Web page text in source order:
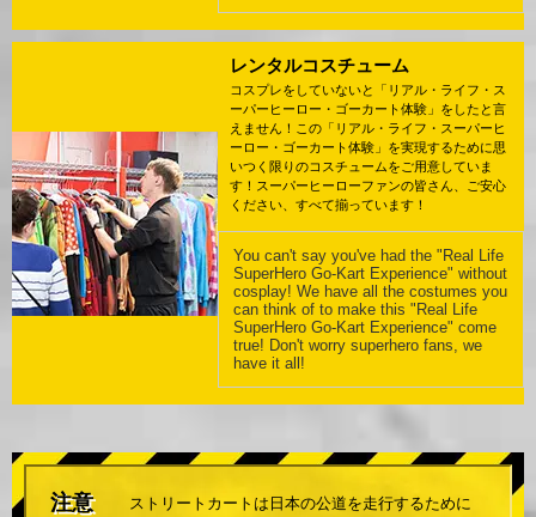
レンタルコスチューム
コスプレをしていないと「リアル・ライフ・ス
ーパーヒーロー・ゴーカート体験」をしたと言
えません！この「リアル・ライフ・スーパーヒ
ーロー・ゴーカート体験」を実現するために思
いつく限りのコスチュームをご用意していま
す！スーパーヒーローファンの皆さん、ご安心
ください、すべて揃っています！
You can't say you've had the "Real Life
SuperHero Go-Kart Experience" without
cosplay! We have all the costumes you
can think of to make this "Real Life
SuperHero Go-Kart Experience" come
true! Don't worry superhero fans, we
have it all!
注意
ストリートカートは日本の公道を走行するために